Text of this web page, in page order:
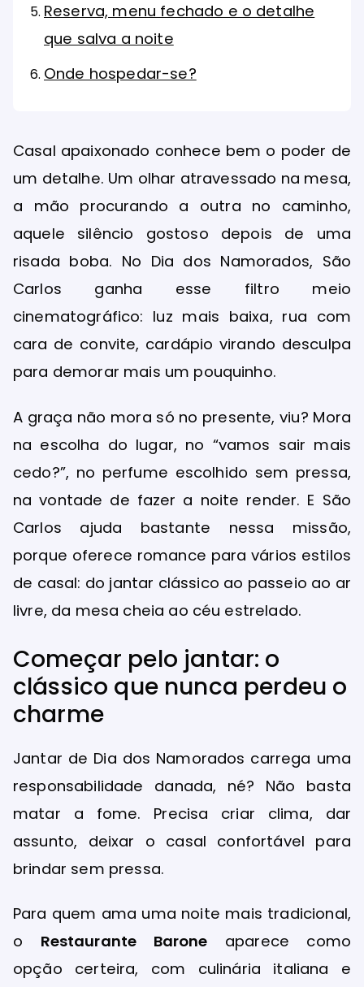
Reserva, menu fechado e o detalhe
que salva a noite
Onde hospedar-se?
Casal apaixonado conhece bem o poder de
um detalhe. Um olhar atravessado na mesa,
a mão procurando a outra no caminho,
aquele silêncio gostoso depois de uma
risada boba. No Dia dos Namorados, São
Carlos ganha esse filtro meio
cinematográfico: luz mais baixa, rua com
cara de convite, cardápio virando desculpa
para demorar mais um pouquinho.
A graça não mora só no presente, viu? Mora
na escolha do lugar, no “vamos sair mais
cedo?”, no perfume escolhido sem pressa,
na vontade de fazer a noite render. E São
Carlos ajuda bastante nessa missão,
porque oferece romance para vários estilos
de casal: do jantar clássico ao passeio ao ar
livre, da mesa cheia ao céu estrelado.
Começar pelo jantar: o
clássico que nunca perdeu o
charme
Jantar de Dia dos Namorados carrega uma
responsabilidade danada, né? Não basta
matar a fome. Precisa criar clima, dar
assunto, deixar o casal confortável para
brindar sem pressa.
Para quem ama uma noite mais tradicional,
o Restaurante Barone aparece como
opção certeira, com culinária italiana e